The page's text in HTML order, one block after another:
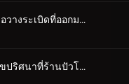
ตอนที่ 939 มือวางระเบิดที่ออกมาจากหนังสือภาพ (ตอนจบ)
ตอนที่ 940 ไขปริศนาที่ร้านปัวโรต์ (ตอนแรก)